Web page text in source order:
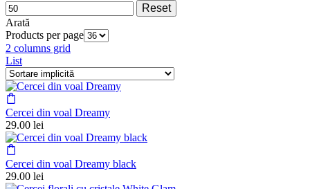
Reset
Arată
Products per page
2 columns grid
List
Cercei din voal Dreamy
29.00 lei
Cercei din voal Dreamy black
29.00 lei